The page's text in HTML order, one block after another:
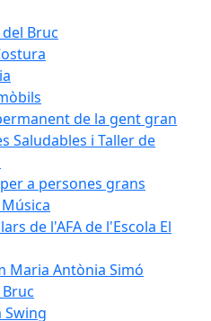
Bruc
de la gent gran
Saludables i Taller de
a persones grans
de l'AFA de l'Escola El
Maria Antònia Simó
Swing